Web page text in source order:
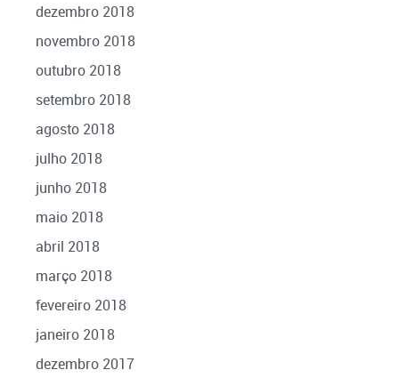
dezembro 2018
novembro 2018
outubro 2018
setembro 2018
agosto 2018
julho 2018
junho 2018
maio 2018
abril 2018
março 2018
fevereiro 2018
janeiro 2018
dezembro 2017